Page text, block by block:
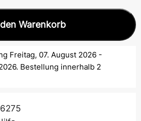
Warenkorb
Freitag, 07. August 2026 -
Bestellung innerhalb 2